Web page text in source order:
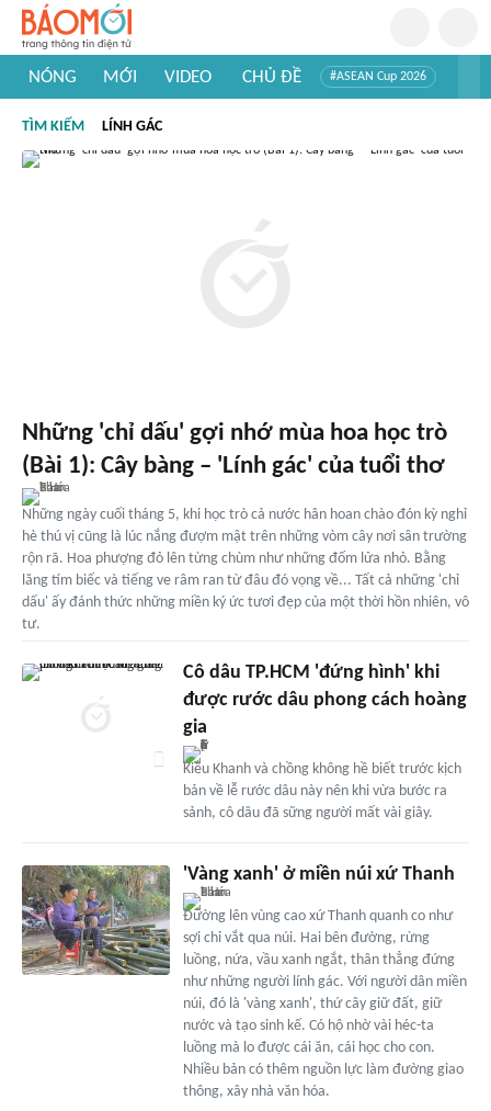
NÓNG MỚI VIDEO CHỦ ĐỀ #ASEAN Cup 2026
#Khám phá thế giới
TÌM KIẾM LÍNH GÁC
Những 'chỉ dấu' gợi nhớ mùa hoa học trò
(Bài 1): Cây bàng – 'Lính gác' của tuổi thơ
Những ngày cuối tháng 5, khi học trò cả nước hân hoan chào đón kỳ nghỉ
hè thú vị cũng là lúc nắng đượm mật trên những vòm cây nơi sân trường
rộn rã. Hoa phượng đỏ lên từng chùm như những đốm lửa nhỏ. Bằng
lăng tím biếc và tiếng ve râm ran từ đâu đó vọng về... Tất cả những 'chỉ
dấu' ấy đánh thức những miền ký ức tươi đẹp của một thời hồn nhiên, vô
tư.
Cô dâu TP.HCM 'đứng hình' khi
được rước dâu phong cách hoàng
gia
Kiều Khanh và chồng không hề biết trước kịch
bản về lễ rước dâu này nên khi vừa bước ra
sảnh, cô dâu đã sững người mất vài giây.
'Vàng xanh' ở miền núi xứ Thanh
Đường lên vùng cao xứ Thanh quanh co như
sợi chỉ vắt qua núi. Hai bên đường, rừng
luồng, nứa, vầu xanh ngắt, thân thẳng đứng
như những người lính gác. Với người dân miền
núi, đó là 'vàng xanh', thứ cây giữ đất, giữ
nước và tạo sinh kế. Có hộ nhờ vài héc-ta
luồng mà lo được cái ăn, cái học cho con.
Nhiều bản có thêm nguồn lực làm đường giao
thông, xây nhà văn hóa.